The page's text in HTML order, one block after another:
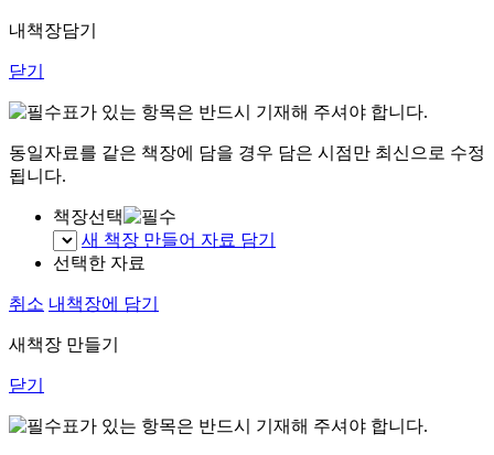
내책장담기
닫기
표가 있는 항목은 반드시 기재해 주셔야 합니다.
동일자료를 같은 책장에 담을 경우 담은 시점만 최신으로 수정
됩니다.
책장선택
새 책장 만들어 자료 담기
선택한 자료
취소 내책장에 담기
새책장 만들기
닫기
표가 있는 항목은 반드시 기재해 주셔야 합니다.